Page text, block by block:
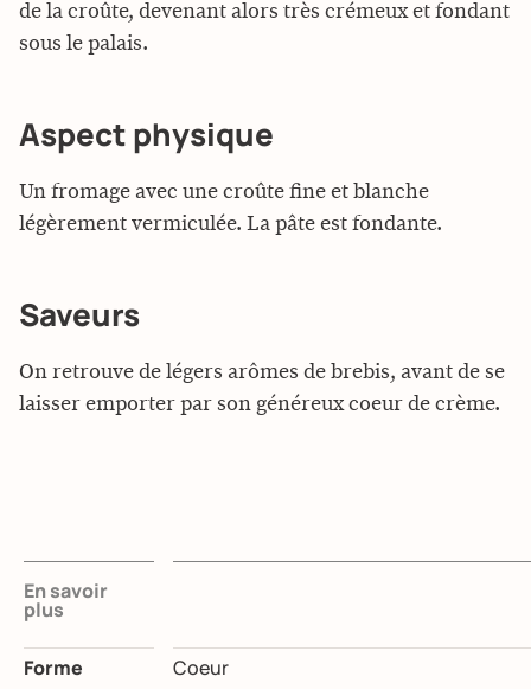
de la croûte, devenant alors très crémeux et fondant
sous le palais.
Aspect physique
Un fromage avec une croûte fine et blanche
légèrement vermiculée. La pâte est fondante.
Saveurs
On retrouve de légers arômes de brebis, avant de se
laisser emporter par son généreux coeur de crème.
En savoir
plus
Forme Coeur